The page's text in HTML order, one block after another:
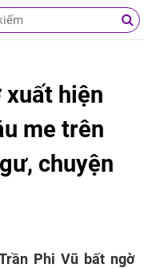
xuất hiện
me trên
chuyện
Phi Vũ bất ngờ